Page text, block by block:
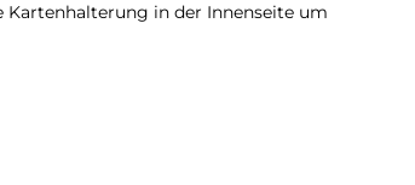
Kartenhalterung in der Innenseite um